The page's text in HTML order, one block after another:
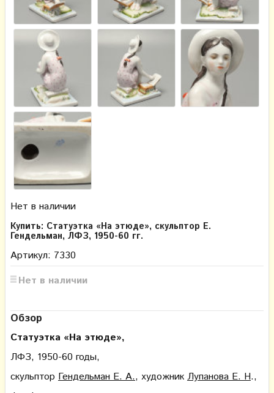
Нет в наличии
Купить: Статуэтка «На этюде», скульптор Е.
Гендельман, ЛФЗ, 1950-60 гг.
Артикул: 7330
Нет в наличии
Обзор
Статуэтка «На этюде»,
ЛФЗ, 1950-60 годы,
скульптор Гендельман Е. А., художник Лупанова Е. Н.,